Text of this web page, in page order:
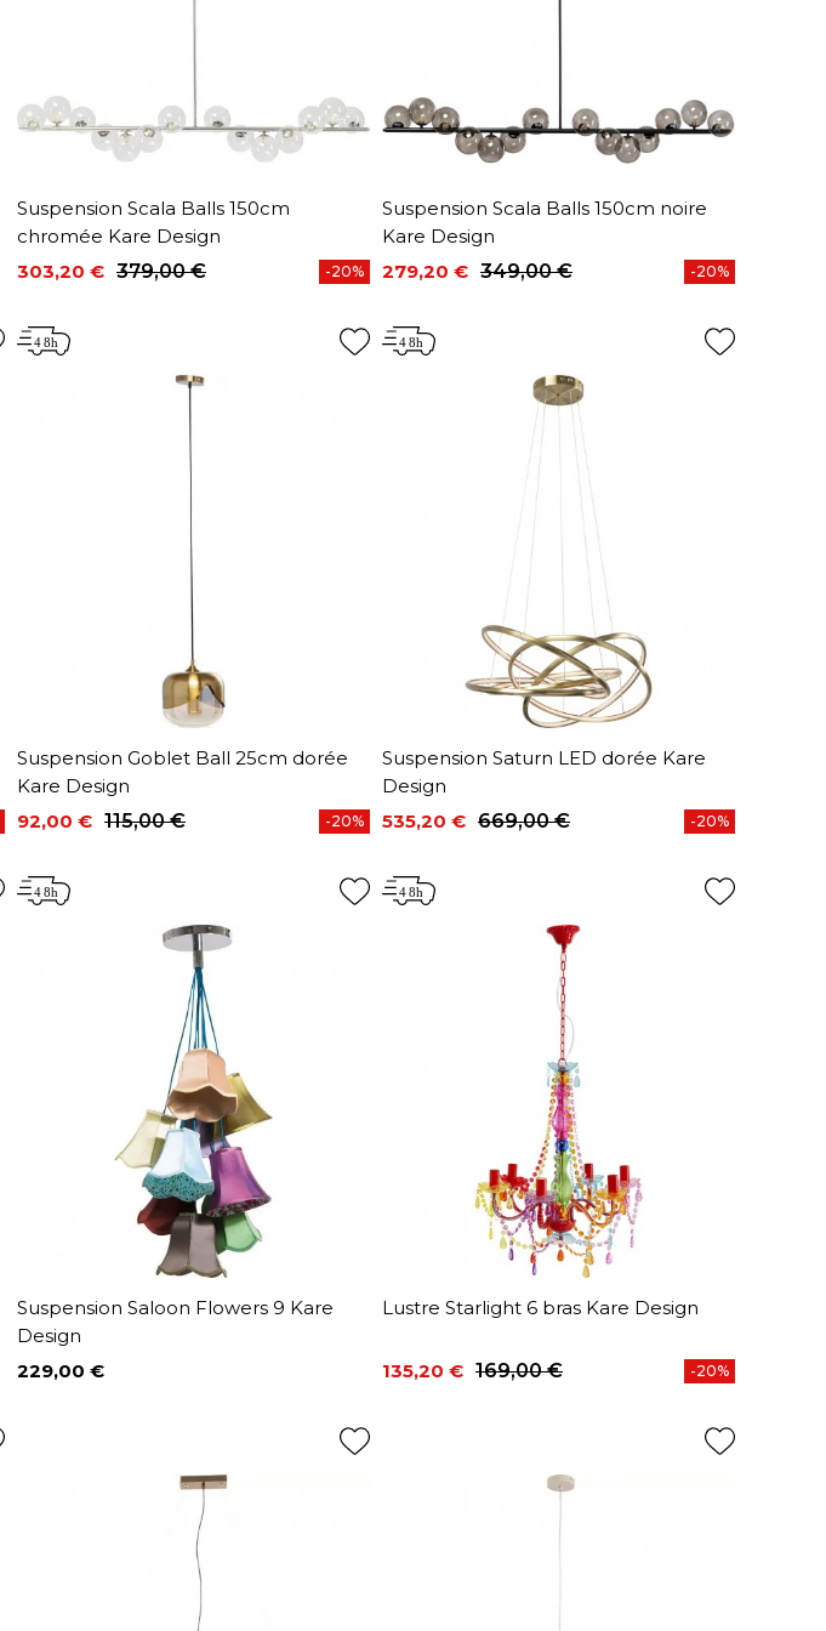
Suspension Scala Balls 150cm
chromée Kare Design
Prix
303,20 €
Prix de base379,00 € -20%
Suspension Scala Balls 150cm noire
Kare Design
Prix
279,20 €
Prix de base349,00 € -20%
Suspension Goblet Ball 25cm dorée
Kare Design
Prix
92,00 €
Prix de base115,00 € -20%
Suspension Saturn LED dorée Kare
Design
Prix
535,20 €
Prix de base669,00 € -20%
Suspension Saloon Flowers 9 Kare
Design
Prix
229,00 €
Lustre Starlight 6 bras Kare Design
Prix
135,20 €
Prix de base169,00 € -20%